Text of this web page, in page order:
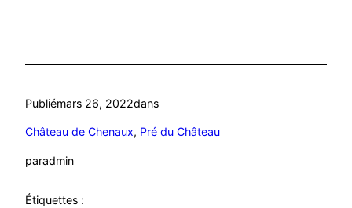
Publiémars 26, 2022dans
Château de Chenaux, Pré du Château
paradmin
Étiquettes :